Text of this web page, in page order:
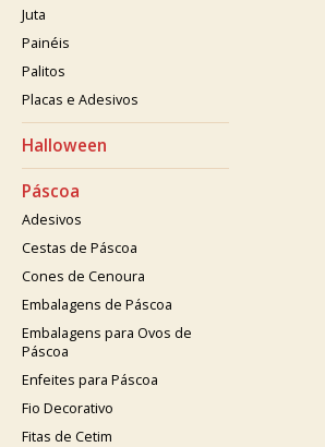
Juta
Painéis
Palitos
Placas e Adesivos
Halloween
Páscoa
Adesivos
Cestas de Páscoa
Cones de Cenoura
Embalagens de Páscoa
Embalagens para Ovos de
Páscoa
Enfeites para Páscoa
Fio Decorativo
Fitas de Cetim